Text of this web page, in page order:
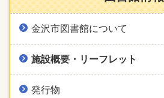
金沢市図書館について
施設概要・リーフレット
発行物